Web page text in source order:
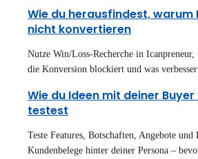
Wie du herausfindest, warum
nicht konvertieren
Nutze Win/Loss-Recherche in Icanpreneur,
die Konversion blockiert und was
Wie du Ideen mit deiner
testest
Teste Features, Botschaften, Angebote und
Kundenbelege hinter deiner Persona –